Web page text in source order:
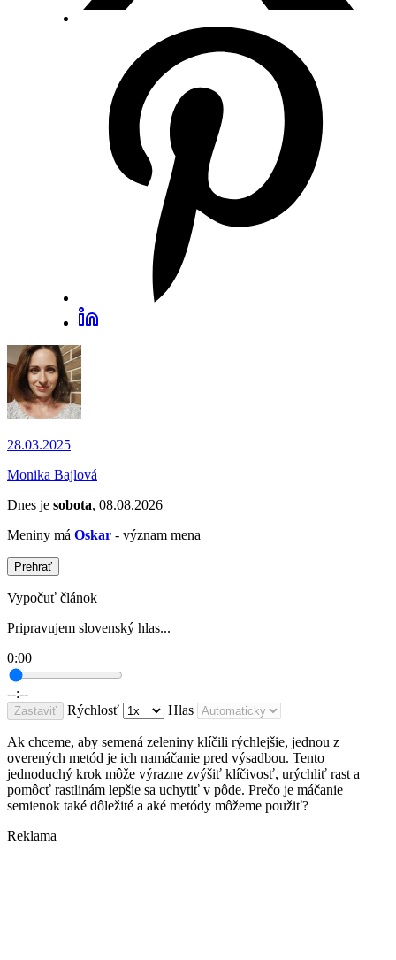
28.03.2025
Monika Bajlová
Dnes je sobota, 08.08.2026
Meniny má Oskar - význam mena
Prehrať
Vypočuť článok
Pripravujem slovenský hlas...
0:00
--:--
Zastaviť Rýchlosť Hlas
Ak chceme, aby semená zeleniny klíčili rýchlejšie, jednou z
overených metód je ich namáčanie pred výsadbou. Tento
jednoduchý krok môže výrazne zvýšiť klíčivosť, urýchliť rast a
pomôcť rastlinám lepšie sa uchytiť v pôde. Prečo je máčanie
semienok také dôležité a aké metódy môžeme použiť?
Reklama